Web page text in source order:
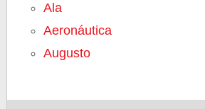
Ala
Aeronáutica
Augusto